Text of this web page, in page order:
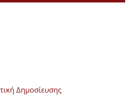
Δημοσίευσης